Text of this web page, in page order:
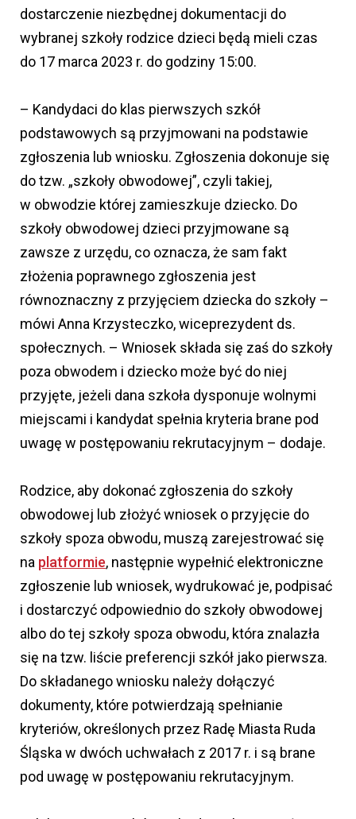
dostarczenie niezbędnej dokumentacji do
wybranej szkoły rodzice dzieci będą mieli czas
do 17 marca 2023 r. do godziny 15:00.
– Kandydaci do klas pierwszych szkół
podstawowych są przyjmowani na podstawie
zgłoszenia lub wniosku. Zgłoszenia dokonuje się
do tzw. „szkoły obwodowej”, czyli takiej,
w obwodzie której zamieszkuje dziecko. Do
szkoły obwodowej dzieci przyjmowane są
zawsze z urzędu, co oznacza, że sam fakt
złożenia poprawnego zgłoszenia jest
równoznaczny z przyjęciem dziecka do szkoły –
mówi Anna Krzysteczko, wiceprezydent ds.
społecznych. – Wniosek składa się zaś do szkoły
poza obwodem i dziecko może być do niej
przyjęte, jeżeli dana szkoła dysponuje wolnymi
miejscami i kandydat spełnia kryteria brane pod
uwagę w postępowaniu rekrutacyjnym – dodaje.
Rodzice, aby dokonać zgłoszenia do szkoły
obwodowej lub złożyć wniosek o przyjęcie do
szkoły spoza obwodu, muszą zarejestrować się
na platformie, następnie wypełnić elektroniczne
zgłoszenie lub wniosek, wydrukować je, podpisać
i dostarczyć odpowiednio do szkoły obwodowej
albo do tej szkoły spoza obwodu, która znalazła
się na tzw. liście preferencji szkół jako pierwsza.
Do składanego wniosku należy dołączyć
dokumenty, które potwierdzają spełnianie
kryteriów, określonych przez Radę Miasta Ruda
Śląska w dwóch uchwałach z 2017 r. i są brane
pod uwagę w postępowaniu rekrutacyjnym.